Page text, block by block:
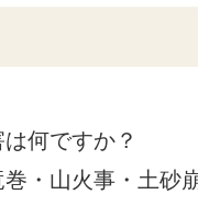
何ですか？
山火事・土砂